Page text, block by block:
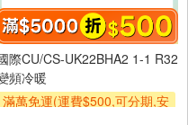
際CU/CS-UK22BHA2 1-1 R32
頻冷暖
滿萬免運(運費$500,可分期,安